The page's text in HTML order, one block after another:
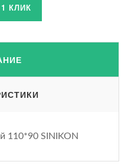
КЛИК
110*90 SINIKON